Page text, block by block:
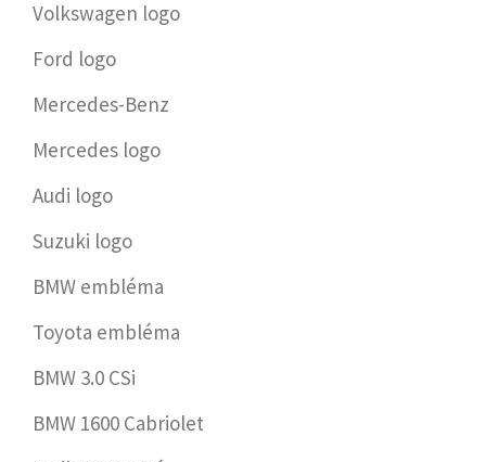
Volkswagen logo
Ford logo
Mercedes-Benz
Mercedes logo
Audi logo
Suzuki logo
BMW embléma
Toyota embléma
BMW 3.0 CSi
BMW 1600 Cabriolet